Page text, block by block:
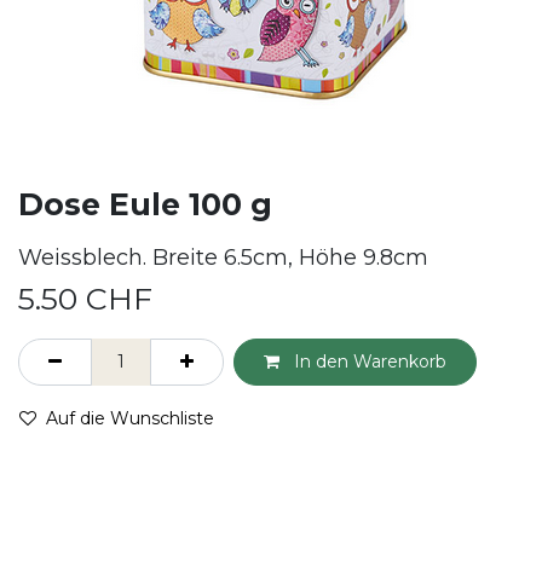
Dose Eule 100 g
Weissblech. Breite 6.5cm, Höhe 9.8cm
5.50 CHF
In den Warenkorb
Auf die Wunschliste